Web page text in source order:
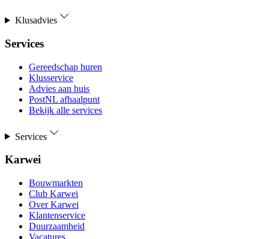
Klusadvies
Services
Gereedschap huren
Klusservice
Advies aan huis
PostNL afhaalpunt
Bekijk alle services
Services
Karwei
Bouwmarkten
Club Karwei
Over Karwei
Klantenservice
Duurzaamheid
Vacatures